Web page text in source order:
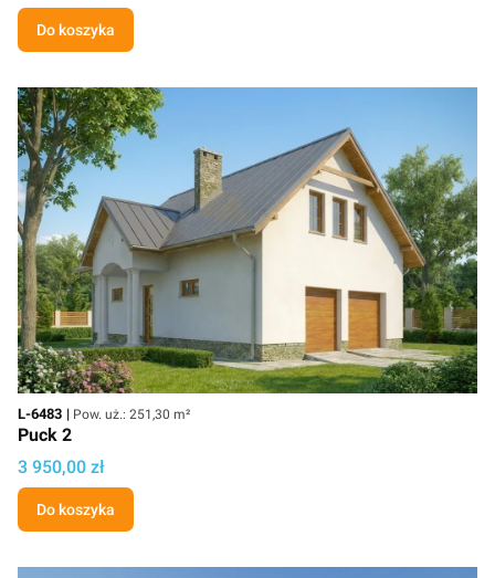
Do koszyka
Kod
L-6483 Powierzchnia użytkowa
Pow. uż.: 251,30 m²
Puck 2
Cena
3 950,00 zł
Do koszyka